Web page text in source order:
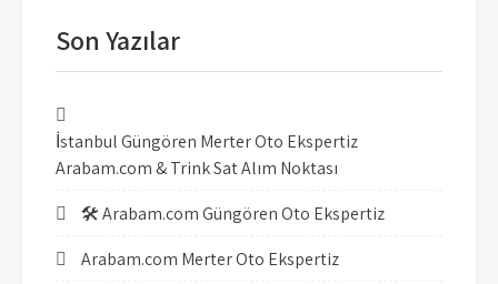
Son Yazılar
İstanbul Güngören Merter Oto Ekspertiz
Arabam.com & Trink Sat Alım Noktası
🛠️ Arabam.com Güngören Oto Ekspertiz
Arabam.com Merter Oto Ekspertiz